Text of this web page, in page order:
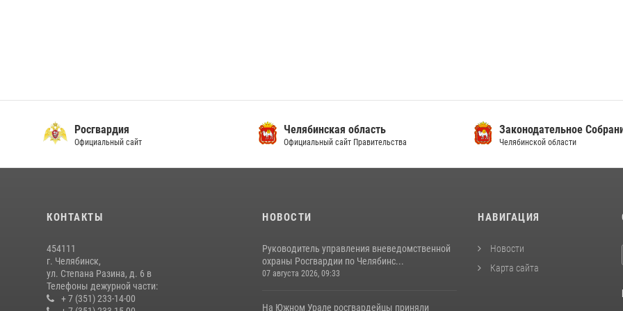
Росгвардия
Официальный сайт
Челябинская область
Официальный сайт Правительства
Законодательное
Челябинской области
КОНТАКТЫ
454111
г. Челябинск,
ул. Степана Разина, д. 6 в
Телефоны дежурной части:
+ 7 (351) 233-14-00
НОВОСТИ
Руководитель управления вневедомственной
охраны Росгвардии по Челябинс...
07 августа 2026, 09:33
На Южном Урале росгвардейцы приняли
НАВИГАЦИЯ
Новости
Карта сайта